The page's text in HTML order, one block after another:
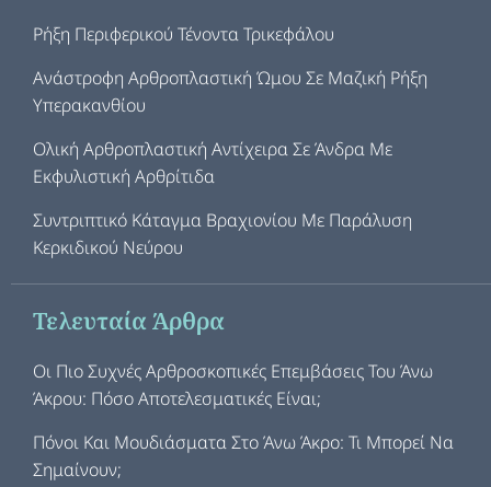
Ρήξη Περιφερικού Τένοντα Τρικεφάλου
Ανάστροφη Αρθροπλαστική Ώμου Σε Μαζική Ρήξη
Υπερακανθίου
Ολική Αρθροπλαστική Αντίχειρα Σε Άνδρα Με
Εκφυλιστική Αρθρίτιδα
Συντριπτικό Κάταγμα Βραχιονίου Με Παράλυση
Κερκιδικού Νεύρου
Τελευταία Άρθρα
Οι Πιο Συχνές Αρθροσκοπικές Επεμβάσεις Του Άνω
Άκρου: Πόσο Αποτελεσματικές Είναι;
Πόνοι Και Μουδιάσματα Στο Άνω Άκρο: Τι Μπορεί Να
Σημαίνουν;